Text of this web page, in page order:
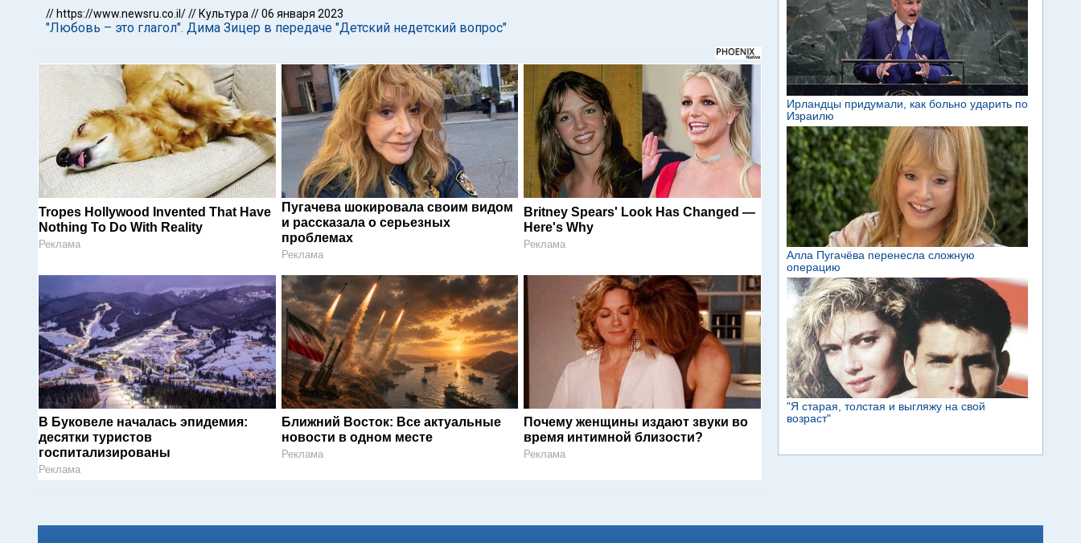
// https://www.newsru.co.il/// Культура //06 января 2023
"Любовь – это глагол". Дима Зицер в передаче "Детский недетский вопрос"
Tropes Hollywood Invented That Have
Nothing To Do With Reality
Реклама
Пугачева шокировала своим видом
и рассказала о серьезных
проблемах
Реклама
Britney Spears' Look Has Changed —
Here's Why
Реклама
В Буковеле началась эпидемия:
десятки туристов
госпитализированы
Реклама
Ближний Восток: Все актуальные
новости в одном месте
Реклама
Почему женщины издают звуки во
время интимной близости?
Реклама